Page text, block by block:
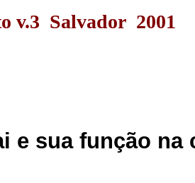
v.3 Salvador 2001
e sua função na